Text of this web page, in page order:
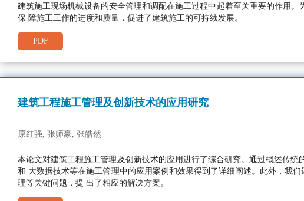
建筑施工现场机械设备的安全管理和调配在施工过程中起着至关重要的作用
保 障施工工作的进度和质量，促进了建筑施工的可持续发展。
PDF
建筑工程施工管理及创新技术的应用研究
原红强, 张师豪, 张皓然
本论文对建筑工程施工管理及创新技术的应用进行了综合研究。通过概述传
和 大数据技术等在施工管理中的应用案例和效果得到了详细阐述。此外，我
理等关键问题，提 出了相应的解决方案。